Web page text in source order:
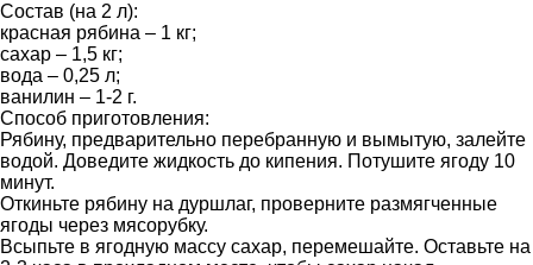
Состав (на 2 л):
красная рябина – 1 кг;
сахар – 1,5 кг;
вода – 0,25 л;
ванилин – 1-2 г.
Способ приготовления:
Рябину, предварительно перебранную и вымытую, залейте
водой. Доведите жидкость до кипения. Потушите ягоду 10
минут.
Откиньте рябину на дуршлаг, проверните размягченные
ягоды через мясорубку.
Всыпьте в ягодную массу сахар, перемешайте. Оставьте на